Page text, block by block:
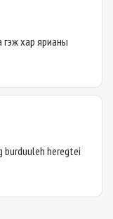
хар ярианы
burduuleh heregtei